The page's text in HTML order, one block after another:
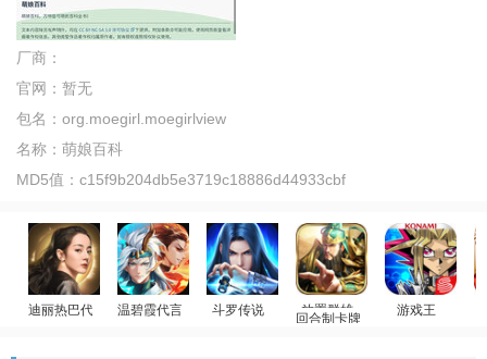
厂商：
官网： 暂无
包名： org.moegirl.moegirlview
名称： 萌娘百科
MD5值： c15f9b204db5e3719c18886d44933cbf
迪丽热巴代言
温碧霞代言
斗罗传说
回合制卡牌
游戏王